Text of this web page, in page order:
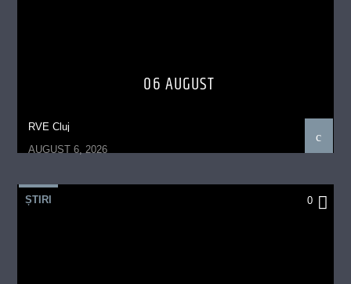
06 AUGUST
RVE Cluj
AUGUST 6, 2026
ȘTIRI 0